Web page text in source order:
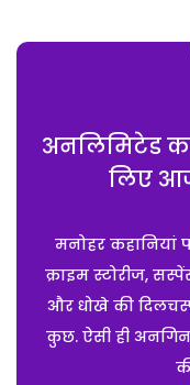
अनलिमिटेड
लिए
मनोहर
क्राइम स्टोरीज,
और धोखे की
कुछ. ऐसी ही